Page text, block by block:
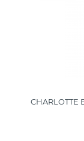
CHARLOTTE